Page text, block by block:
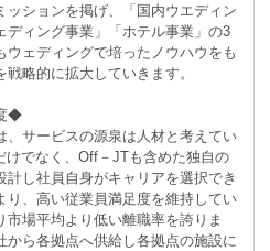
ッションを掲げ、「国内ウエディン
ディング事業」「ホテル事業」の3
ェディングで培ったノウハウをも
略的に拡大していきます。
◆
、サービスの源泉は人材と考えてい
けでなく、Off－JTも含めた独自の
計し社員自身がキャリアを選択でき
り、高い従業員満足度を維持してい
市場平均より低い離職率を誇りま
ら各拠点へ供給し各拠点の施設に